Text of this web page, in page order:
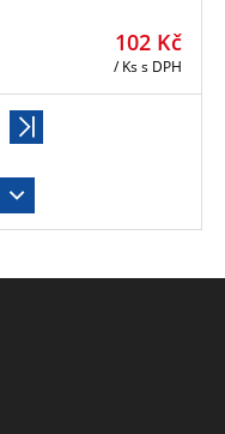
102 Kč
/ Kss DPH